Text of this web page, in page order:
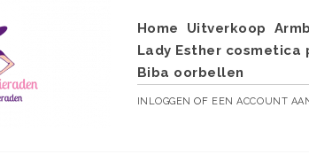
Home Uitverkoop
Lady Esther cosmetica
Biba oorbellen
INLOGGEN OF EEN ACCOUNT